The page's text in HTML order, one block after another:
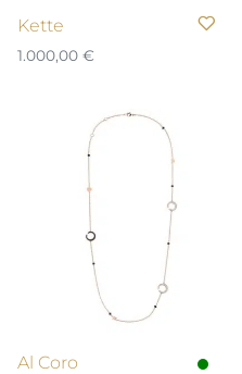
Kette
1.000,00 €
Al Coro